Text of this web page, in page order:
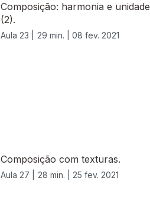
Composição: harmonia e unidade
(2).
Aula 23 | 29 min. | 08 fev. 2021
Composição com texturas.
Aula 27 | 28 min. | 25 fev. 2021